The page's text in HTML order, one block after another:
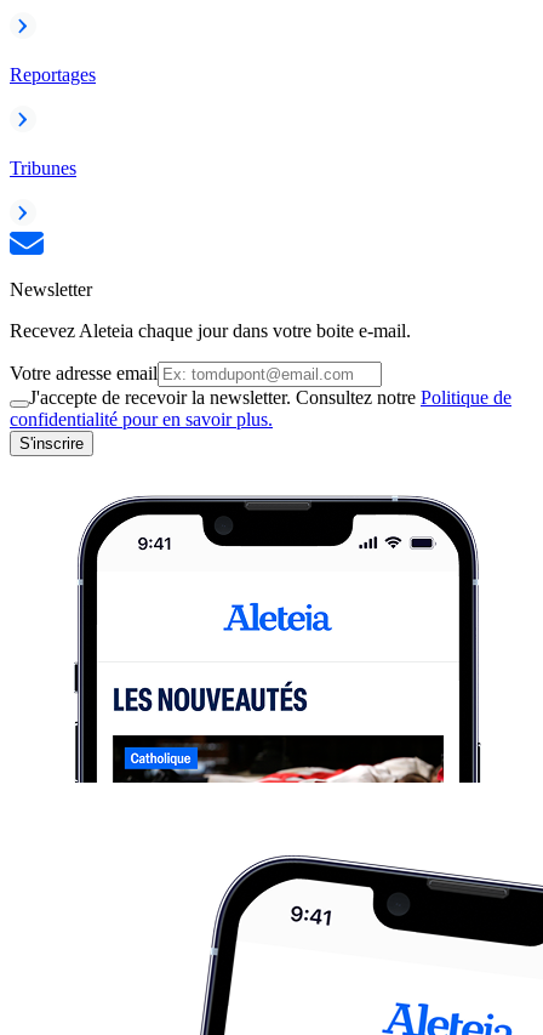
Reportages
Tribunes
Newsletter
Recevez Aleteia chaque jour dans votre boite e-mail.
Votre adresse email
J'accepte de recevoir la newsletter. Consultez notre Politique de
confidentialité pour en savoir plus.
S'inscrire